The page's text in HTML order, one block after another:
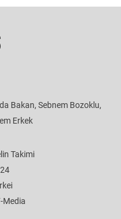
Bakan, Sebnem Bozoklu,
Erkek
Takimi
Media